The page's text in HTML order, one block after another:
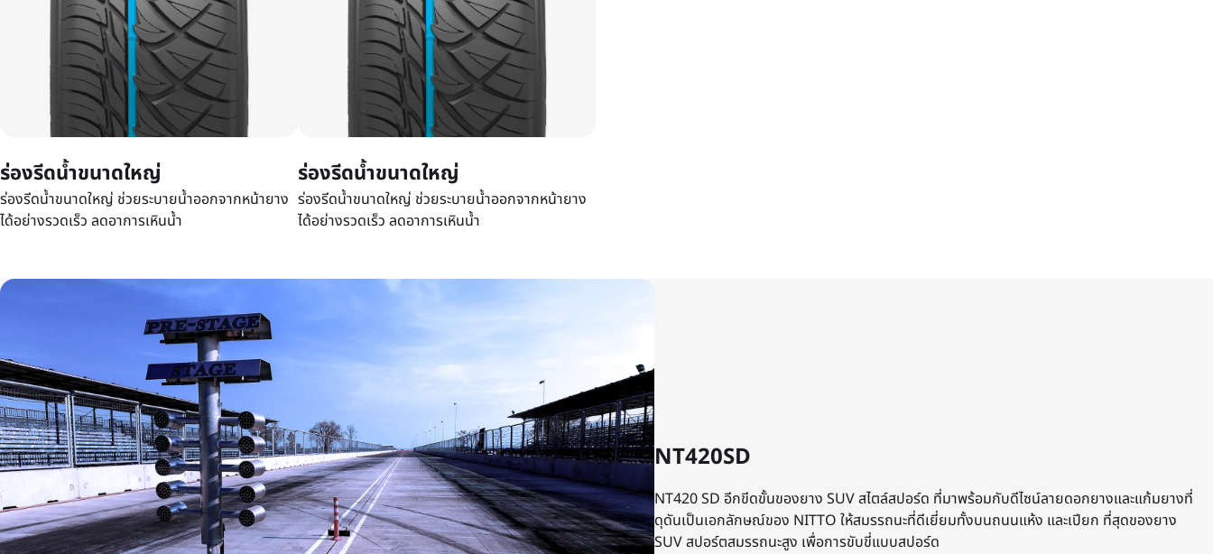
ร่องรีดน้ำขนาดใหญ่
ร่องรีดน้ำขนาดใหญ่ ช่วยระบายน้ำออกจากหน้ายาง
ได้อย่างรวดเร็ว ลดอาการเหินน้ำ
ร่องรีดน้ำขนาดใหญ่
ร่องรีดน้ำขนาดใหญ่ ช่วยระบายน้ำออกจากหน้ายาง
ได้อย่างรวดเร็ว ลดอาการเหินน้ำ
NT420SD
NT420 SD อีกขีดขั้นของยาง SUV สไตล์สปอร์ด ที่มาพร้อมกับดีไซน์ลายดอกยางและแก้มยางที่
ดุดันเป็นเอกลักษณ์ของ NITTO ให้สมรรถนะที่ดีเยี่ยมทั้งบนถนนแห้ง และเปียก ที่สุดของยาง
SUV สปอร์ตสมรรถนะสูง เพื่อการขับขี่แบบสปอร์ด